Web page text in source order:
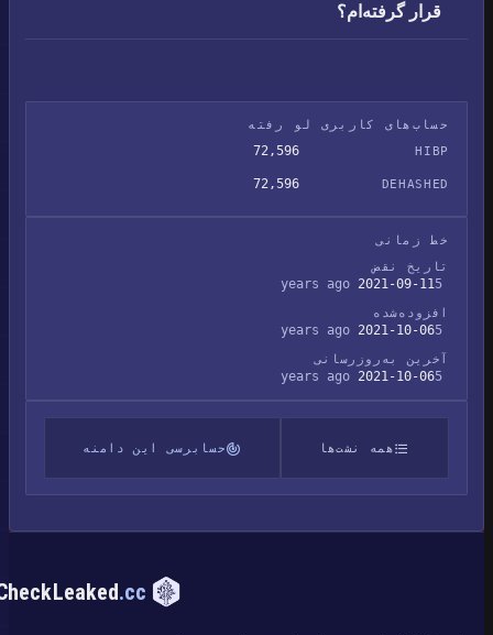
قرار گرفته‌ام؟
حساب‌های کاربری لو رفته
HIBP
72,596
DEHASHED
72,596
خط زمانی
تاریخ نقض
2021-09-11
افزوده‌شده
2021-10-06
آخرین به‌روزرسانی
2021-10-06
همه نشت‌ها حسابرسی این دامنه
CheckLeaked.cc